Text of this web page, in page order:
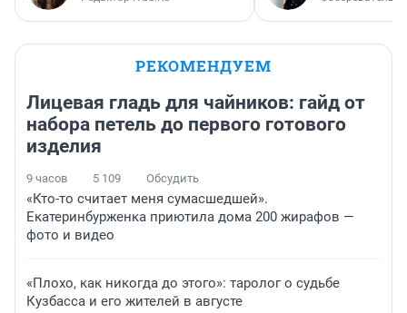
РЕКОМЕНДУЕМ
Лицевая гладь для чайников: гайд от
набора петель до первого готового
изделия
9 часов 5 109 Обсудить
«Кто-то считает меня сумасшедшей».
Екатеринбурженка приютила дома 200 жирафов —
фото и видео
«Плохо, как никогда до этого»: таролог о судьбе
Кузбасса и его жителей в августе